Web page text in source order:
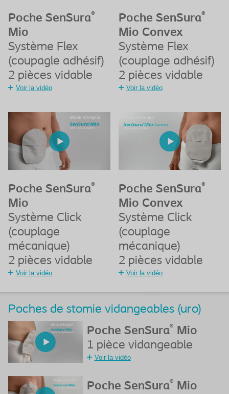
Poche SenSura®
Mio
Système Flex
(coupagle adhésif)
2 pièces vidable
Voir la vidéo
Poche SenSura®
Mio Convex
Système Flex
(couplage adhésif)
2 pièces vidable
Voir la vidéo
Poche SenSura®
Mio
Système Click
(couplage
mécanique)
2 pièces vidable
Voir la vidéo
Poche SenSura®
Mio Convex
Système Click
(couplage
mécanique)
2 pièces vidable
Voir la vidéo
Poches de stomie vidangeables (uro)
Poche SenSura® Mio
1 pièce vidangeable
Voir la vidéo
Poche SenSura® Mio